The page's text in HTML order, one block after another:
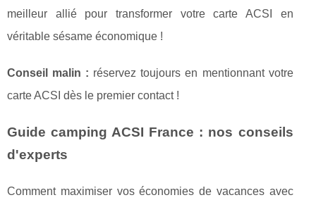
meilleur allié pour transformer votre carte ACSI en
véritable sésame économique !
Conseil malin : réservez toujours en mentionnant votre
carte ACSI dès le premier contact !
Guide camping ACSI France : nos conseils
d'experts
Comment maximiser vos économies de vacances avec